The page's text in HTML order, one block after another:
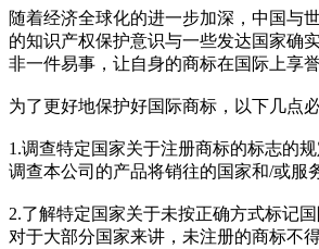
随着经济全球化的进一步加深，中国与
的知识产权保护意识与一些发达国家确
非一件易事，让自身的商标在国际上享
为了更好地保护好国际商标，以下几点
1.调查特定国家关于注册商标的标志的规
调查本公司的产品将销往的国家和/或服
2.了解特定国家关于未按正确方式标记
对于大部分国家来讲，未注册的商标不